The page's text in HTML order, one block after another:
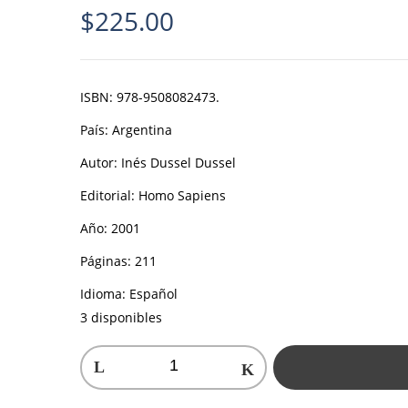
$225.00
ISBN: 978-9508082473.
País: Argentina
Autor: Inés Dussel Dussel
Editorial: Homo Sapiens
Año: 2001
Páginas: 211
Idioma: Español
3 disponibles
En
los